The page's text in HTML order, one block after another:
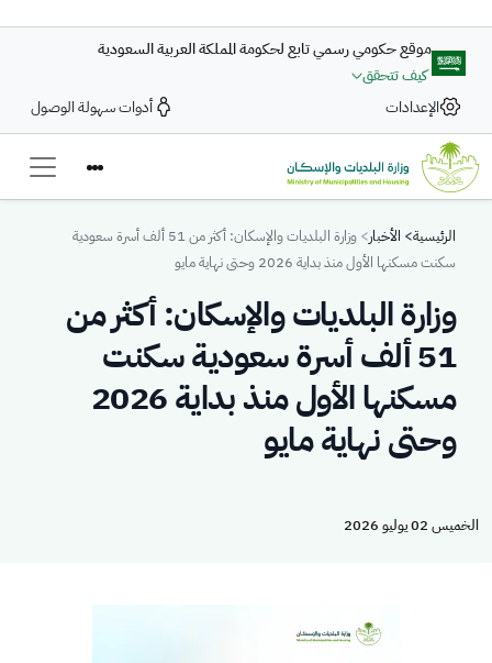
موقع حكومي رسمي تابع لحكومة المملكة العربية السعودية
كيف تتحقق
الإعدادات
أدوات سهولة الوصول
Breadcrumb
الرئيسية الأخبار
وزارة البلديات والإسكان: أكثر من 51 ألف أسرة سعودية
سكنت مسكنها الأول منذ بداية 2026 وحتى نهاية مايو
وزارة البلديات والإسكان: أكثر من
51 ألف أسرة سعودية سكنت
مسكنها الأول منذ بداية 2026
وحتى نهاية مايو
الخميس 02 يوليو 2026